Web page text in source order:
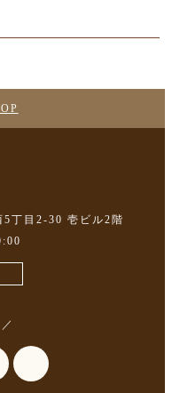
丁目2-30 壱ビル2階